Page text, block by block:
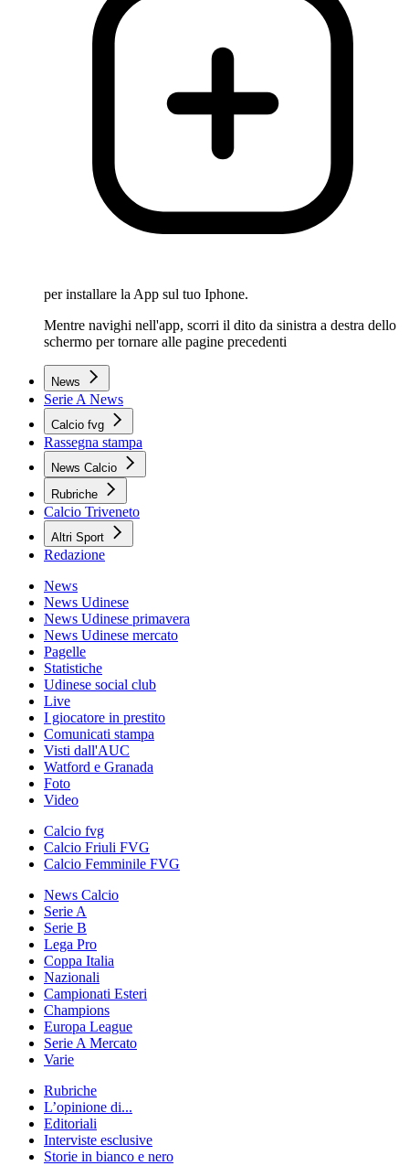
per installare la App sul tuo Iphone.
Mentre navighi nell'app, scorri il dito da sinistra a destra dello
schermo per tornare alle pagine precedenti
News
Serie A News
Calcio fvg
Rassegna stampa
News Calcio
Rubriche
Calcio Triveneto
Altri Sport
Redazione
News
News Udinese
News Udinese primavera
News Udinese mercato
Pagelle
Statistiche
Udinese social club
Live
I giocatore in prestito
Comunicati stampa
Visti dall'AUC
Watford e Granada
Foto
Video
Calcio fvg
Calcio Friuli FVG
Calcio Femminile FVG
News Calcio
Serie A
Serie B
Lega Pro
Coppa Italia
Nazionali
Campionati Esteri
Champions
Europa League
Serie A Mercato
Varie
Rubriche
L’opinione di...
Editoriali
Interviste esclusive
Storie in bianco e nero